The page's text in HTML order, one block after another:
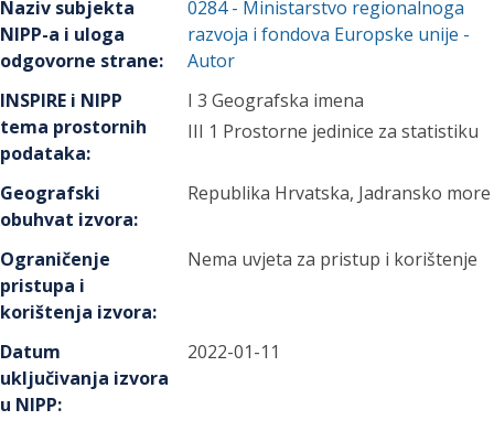
Naziv subjekta
NIPP-a i uloga
odgovorne strane:
0284- Ministarstvo regionalnoga
razvoja i fondova Europske unije -
Autor
INSPIRE i NIPP
tema prostornih
podataka:
I 3 Geografska imena
III 1 Prostorne jedinice za statistiku
Geografski
obuhvat izvora:
Republika Hrvatska, Jadransko more
Ograničenje
pristupa i
korištenja izvora:
Nema uvjeta za pristup i korištenje
Datum
uključivanja izvora
u NIPP:
2022-01-11